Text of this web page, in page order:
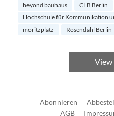
beyond bauhaus
CLB Berlin
Hochschule für Kommunikation
moritzplatz
Rosendahl Berlin
Abonnieren
AGB